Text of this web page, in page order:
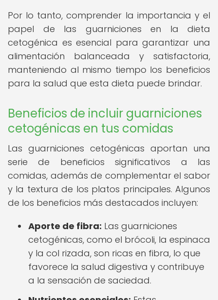
Por lo tanto, comprender la importancia y el
papel de las guarniciones en la dieta
cetogénica es esencial para garantizar una
alimentación balanceada y satisfactoria,
manteniendo al mismo tiempo los beneficios
para la salud que esta dieta puede brindar.
Beneficios de incluir guarniciones
cetogénicas en tus comidas
Las guarniciones cetogénicas aportan una
serie de beneficios significativos a las
comidas, además de complementar el sabor
y la textura de los platos principales. Algunos
de los beneficios más destacados incluyen:
Aporte de fibra: Las guarniciones
cetogénicas, como el brócoli, la espinaca
y la col rizada, son ricas en fibra, lo que
favorece la salud digestiva y contribuye
a la sensación de saciedad.